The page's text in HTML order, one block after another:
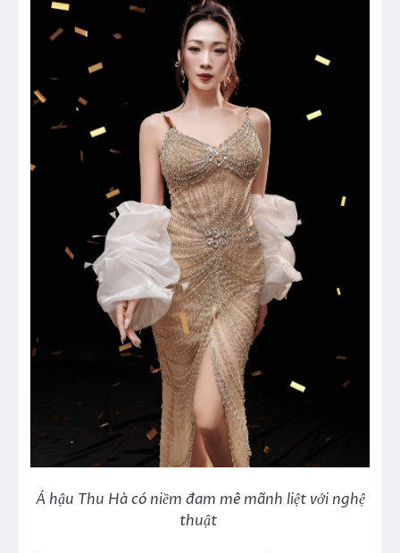
Á hậu Thu Hà có niềm đam mê mãnh liệt với nghệ
thuật